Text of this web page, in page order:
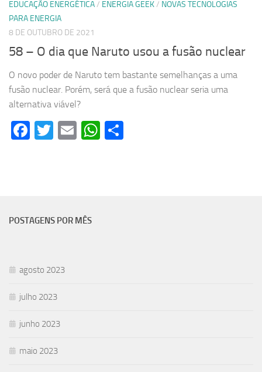
EDUCAÇÃO ENERGÉTICA/ ENERGIA GEEK/ NOVAS TECNOLOGIAS
PARA ENERGIA
8 DE OUTUBRO DE 2021
58 – O dia que Naruto usou a fusão nuclear
O novo poder de Naruto tem bastante semelhanças a uma
fusão nuclear. Porém, será que a fusão nuclear seria uma
alternativa viável?
Facebook
Twitter
EmailWhatsApp
POSTAGENS POR MÊS
agosto 2023
julho 2023
junho 2023
maio 2023